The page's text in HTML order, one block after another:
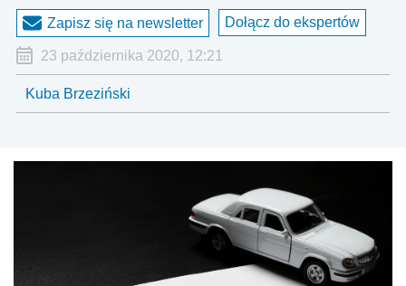
Zapisz się na newsletter Dołącz do ekspertów
23 października 2020, 12:21
Kuba Brzeziński